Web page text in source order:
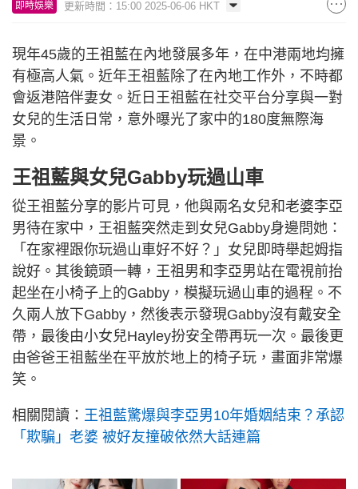
即時娛樂 更新時間：15:00 2025-06-06 HKT
現年45歲的王祖藍在內地發展多年，在中港兩地均擁
有極高人氣。近年王祖藍除了在內地工作外，不時都
會返港陪伴妻女。近日王祖藍在社交平台分享與一對
女兒的生活日常，意外曝光了家中的180度無際海
景。
王祖藍與女兒Gabby玩過山車
從王祖藍分享的影片可見，他與兩名女兒和老婆李亞
男待在家中，王祖藍突然走到女兒Gabby身邊問她：
「在家裡跟你玩過山車好不好？」女兒即時舉起姆指
說好。其後鏡頭一轉，王祖男和李亞男站在電視前抬
起坐在小椅子上的Gabby，模擬玩過山車的過程。不
久兩人放下Gabby，然後表示發現Gabby沒有戴安全
帶，最後由小女兒Hayley扮安全帶再玩一次。最後更
由爸爸王祖藍坐在平放於地上的椅子玩，畫面非常爆
笑。
相關閱讀： 王祖藍驚爆與李亞男10年婚姻結束？承認
「欺騙」老婆 被好友撞破依然大話連篇